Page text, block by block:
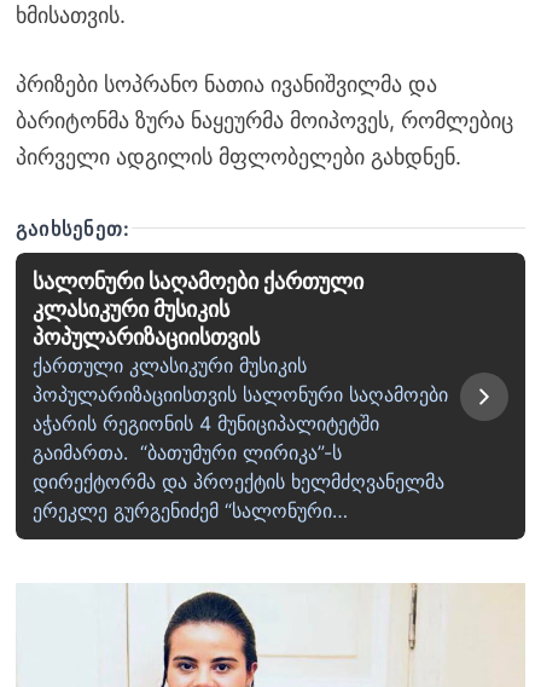
ხმისათვის.
პრიზები სოპრანო ნათია ივანიშვილმა და
ბარიტონმა ზურა ნაყეურმა მოიპოვეს, რომლებიც
პირველი ადგილის მფლობელები გახდნენ.
ᲒᲐᲘᲮᲡᲔᲜᲔᲗ:
სალონური საღამოები ქართული
კლასიკური მუსიკის
პოპულარიზაციისთვის
ქართული კლასიკური მუსიკის
პოპულარიზაციისთვის სალონური საღამოები
აჭარის რეგიონის 4 მუნიციპალიტეტში
გაიმართა. “ბათუმური ლირიკა”-ს
დირექტორმა და პროექტის ხელმძღვანელმა
ერეკლე გურგენიძემ “სალონური…